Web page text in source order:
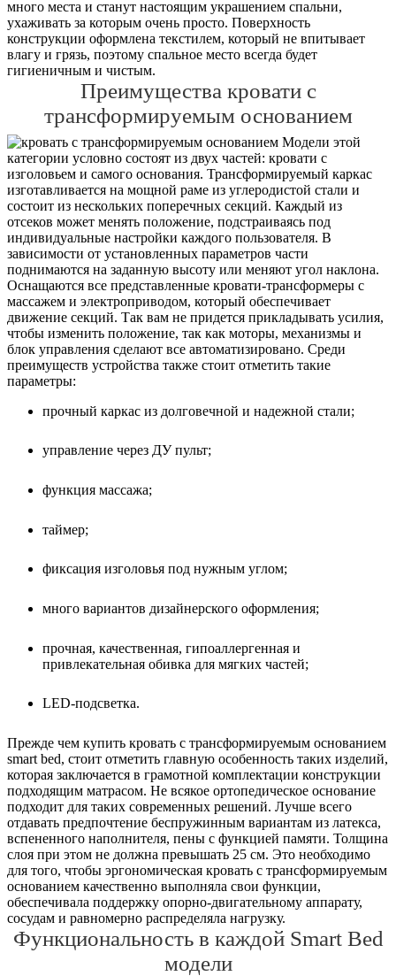
много места и станут настоящим украшением спальни,
ухаживать за которым очень просто. Поверхность
конструкции оформлена текстилем, который не впитывает
влагу и грязь, поэтому спальное место всегда будет
гигиеничным и чистым.
Преимущества кровати с
трансформируемым основанием
Модели этой
категории условно состоят из двух частей: кровати с
изголовьем и самого основания. Трансформируемый каркас
изготавливается на мощной раме из углеродистой стали и
состоит из нескольких поперечных секций. Каждый из
отсеков может менять положение, подстраиваясь под
индивидуальные настройки каждого пользователя. В
зависимости от установленных параметров части
поднимаются на заданную высоту или меняют угол наклона.
Оснащаются все представленные кровати-трансформеры с
массажем и электроприводом, который обеспечивает
движение секций. Так вам не придется прикладывать усилия,
чтобы изменить положение, так как моторы, механизмы и
блок управления сделают все автоматизировано. Среди
преимуществ устройства также стоит отметить такие
параметры:
прочный каркас из долговечной и надежной стали;
управление через ДУ пульт;
функция массажа;
таймер;
фиксация изголовья под нужным углом;
много вариантов дизайнерского оформления;
прочная, качественная, гипоаллергенная и
привлекательная обивка для мягких частей;
LED-подсветка.
Прежде чем купить кровать с трансформируемым основанием
smart bed, стоит отметить главную особенность таких изделий,
которая заключается в грамотной комплектации конструкции
подходящим матрасом. Не всякое ортопедическое основание
подходит для таких современных решений. Лучше всего
отдавать предпочтение беспружинным вариантам из латекса,
вспененного наполнителя, пены с функцией памяти. Толщина
слоя при этом не должна превышать 25 см. Это необходимо
для того, чтобы эргономическая кровать с трансформируемым
основанием качественно выполняла свои функции,
обеспечивала поддержку опорно-двигательному аппарату,
сосудам и равномерно распределяла нагрузку.
Функциональность в каждой Smart Bed
модели